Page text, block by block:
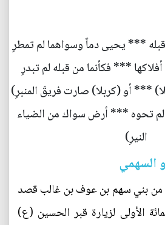
*** يحيى دماً وسواهما لم تمطرِ
*** فكأنما من قبله لم تبدرِ
*** أو (كربلا) صارت فريقَ المنبرِ)
لم تحوه *** أرض سواك من الضياء
النيرِ)
من بني سهم بن عوف بن غالب قصد
الأولى لزيارة قبر الحسين (ع)